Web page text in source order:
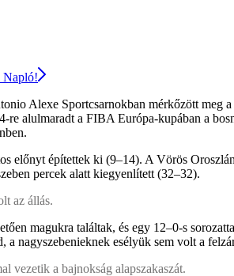
Napló!
Alexe Sportcsarnokban mérkőzött
re alulmaradt a FIBA Európa-kupában a
előnyt építettek ki (9–14). A Vörös
percek alatt kiegyenlített (32–32).
az állás.
magukra találtak, és egy 12–0-s
nagyszebenieknek esélyük sem volt a
vezetik a bajnokság alapszakaszát.